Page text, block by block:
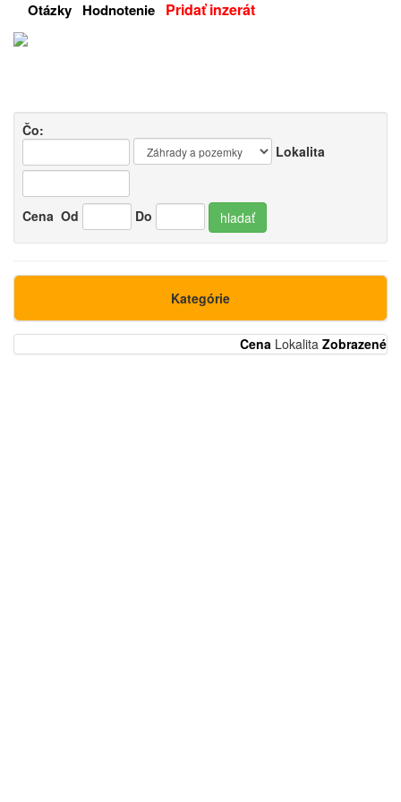
Otázky Hodnotenie Pridať inzerát
Čo:
Lokalita
Cena Od Do hladať
Kategórie
Cena Lokalita Zobrazené